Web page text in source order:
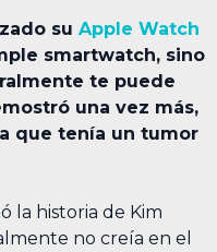
su Apple Watch
smartwatch, sino
te puede
una vez más,
que tenía un tumor
la historia de Kim
no creía en el